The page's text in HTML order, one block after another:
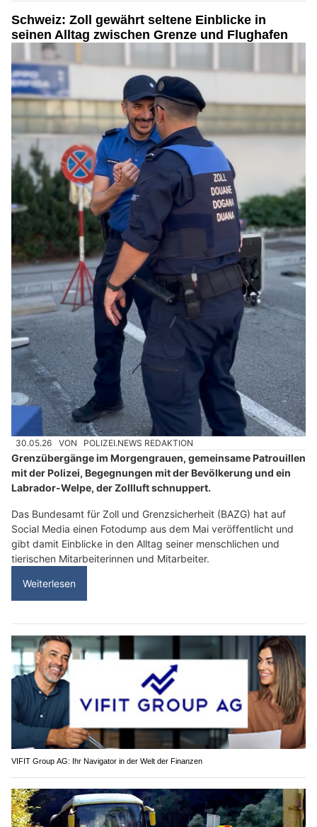
Schweiz: Zoll gewährt seltene Einblicke in
seinen Alltag zwischen Grenze und Flughafen
30.05.26 VON POLIZEI.NEWS REDAKTION
Grenzübergänge im Morgengrauen, gemeinsame Patrouillen
mit der Polizei, Begegnungen mit der Bevölkerung und ein
Labrador-Welpe, der Zollluft schnuppert.
Das Bundesamt für Zoll und Grenzsicherheit (BAZG) hat auf
Social Media einen Fotodump aus dem Mai veröffentlicht und
gibt damit Einblicke in den Alltag seiner menschlichen und
tierischen Mitarbeiterinnen und Mitarbeiter.
Weiterlesen
VIFIT Group AG: Ihr Navigator in der Welt der Finanzen